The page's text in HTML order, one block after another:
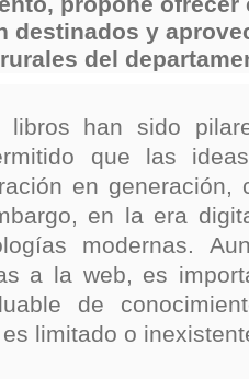
una ruta definitiva de
avanza en trabajos contra
resultados en salud mental,
inversiones del
hace seguimiento al
destinados y
del
han sido
que las
en generación,
en la era
modernas.
a la web, es
de
limitado o